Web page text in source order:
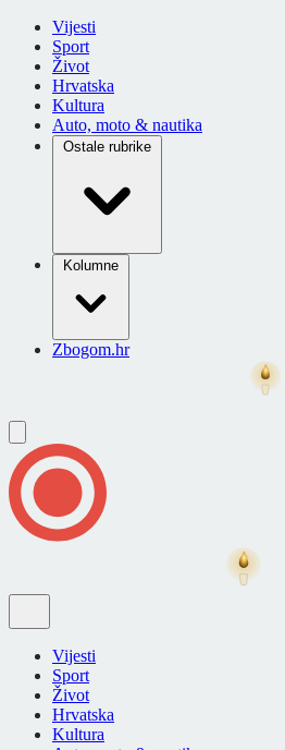
Vijesti
Sport
Život
Hrvatska
Kultura
Auto, moto & nautika
Ostale rubrike
Kolumne
Zbogom.hr
Vijesti
Sport
Život
Hrvatska
Kultura